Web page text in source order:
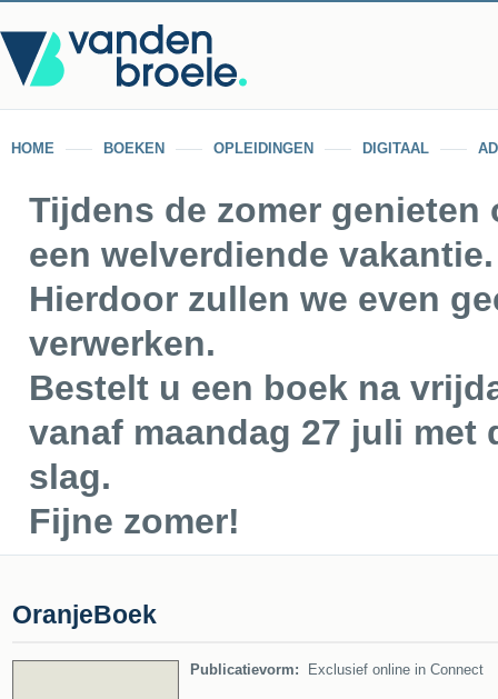
HOME BOEKEN OPLEIDINGEN DIGITAAL
Tijdens de zomer genieten
een welverdiende vakantie.
Hierdoor zullen we even
verwerken.
Bestelt u een boek na
vanaf maandag 27 juli met
slag.
Fijne zomer!
OranjeBoek
Publicatievorm: Exclusief online in Connect